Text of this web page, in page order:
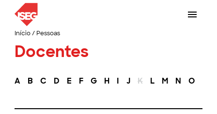
Início/ Pessoas
Docentes
A B C D E F G H I J K L M N O